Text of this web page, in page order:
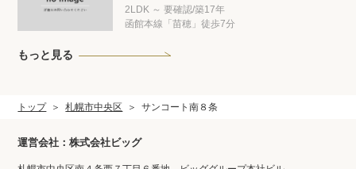
2LDK ～ 要確認/築17年
函館本線「苗穂」徒歩7分
もっと見る
トップ 札幌市中央区 サンコート南８条
運営会社：株式会社ビッグ